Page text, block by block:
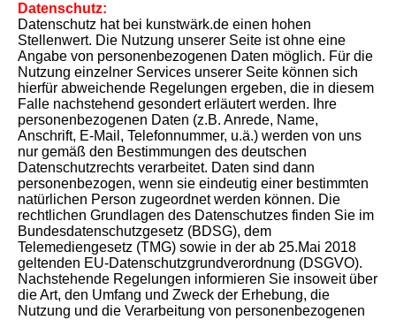
Datenschutz:
Datenschutz hat bei kunstwärk.de einen hohen
Stellenwert. Die Nutzung unserer Seite ist ohne eine
Angabe von personenbezogenen Daten möglich. Für die
Nutzung einzelner Services unserer Seite können sich
hierfür abweichende Regelungen ergeben, die in diesem
Falle nachstehend gesondert erläutert werden. Ihre
personenbezogenen Daten (z.B. Anrede, Name,
Anschrift, E-Mail, Telefonnummer, u.ä.) werden von uns
nur gemäß den Bestimmungen des deutschen
Datenschutzrechts verarbeitet. Daten sind dann
personenbezogen, wenn sie eindeutig einer bestimmten
natürlichen Person zugeordnet werden können. Die
rechtlichen Grundlagen des Datenschutzes finden Sie im
Bundesdatenschutzgesetz (BDSG), dem
Telemediengesetz (TMG) sowie in der ab 25.Mai 2018
geltenden EU-Datenschutzgrundverordnung (DSGVO).
Nachstehende Regelungen informieren Sie insoweit über
die Art, den Umfang und Zweck der Erhebung, die
Nutzung und die Verarbeitung von personenbezogenen